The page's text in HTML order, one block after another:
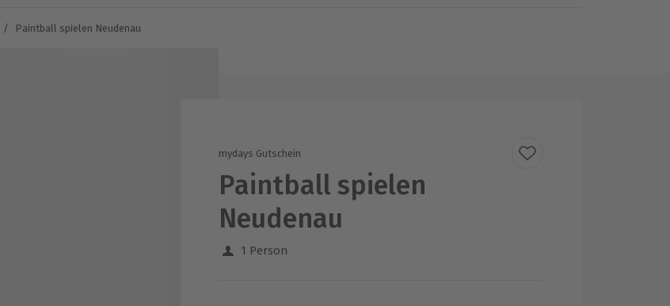
/ Paintball spielen Neudenau
mydays Gutschein
Paintball spielen
Neudenau
1 Person